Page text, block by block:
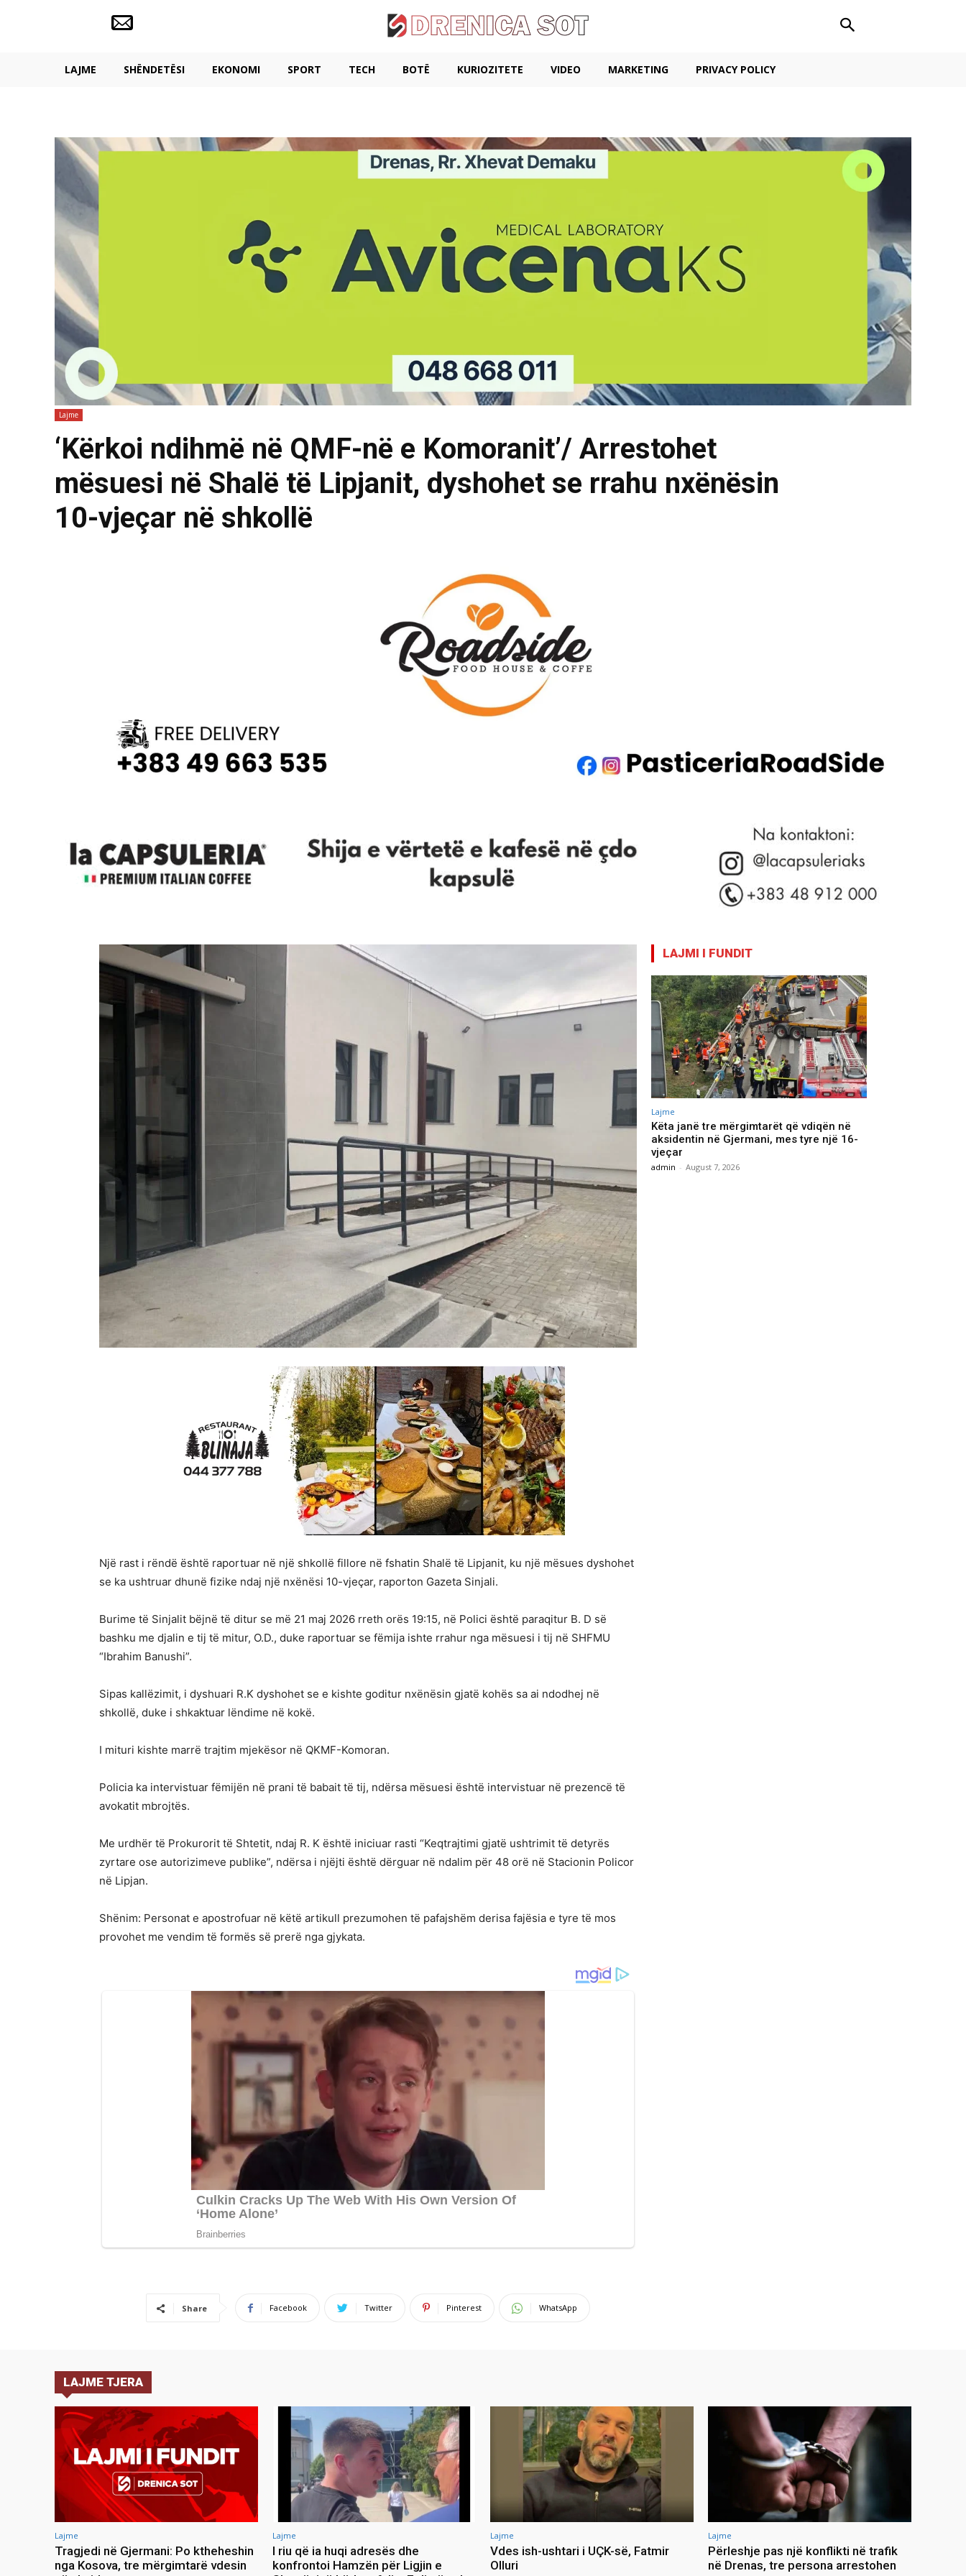
LAJME SHËNDETËSI EKONOMI SPORT TECH BOTË KURIOZITETE VIDEO MARKETING PRIVACY POLICY
Lajme
‘Kërkoi ndihmë në QMF-në e Komoranit’/ Arrestohet
mësuesi në Shalë të Lipjanit, dyshohet se rrahu nxënësin
10-vjeçar në shkollë
Një rast i rëndë është raportuar në një shkollë fillore në fshatin Shalë të Lipjanit, ku një mësues dyshohet
se ka ushtruar dhunë fizike ndaj një nxënësi 10-vjeçar, raporton Gazeta Sinjali.
Burime të Sinjalit bëjnë të ditur se më 21 maj 2026 rreth orës 19:15, në Polici është paraqitur B. D së
bashku me djalin e tij të mitur, O.D., duke raportuar se fëmija ishte rrahur nga mësuesi i tij në SHFMU
“Ibrahim Banushi”.
Sipas kallëzimit, i dyshuari R.K dyshohet se e kishte goditur nxënësin gjatë kohës sa ai ndodhej në
shkollë, duke i shkaktuar lëndime në kokë.
I mituri kishte marrë trajtim mjekësor në QKMF-Komoran.
Policia ka intervistuar fëmijën në prani të babait të tij, ndërsa mësuesi është intervistuar në prezencë të
avokatit mbrojtës.
Me urdhër të Prokurorit të Shtetit, ndaj R. K është iniciuar rasti “Keqtrajtimi gjatë ushtrimit të detyrës
zyrtare ose autorizimeve publike”, ndërsa i njëjti është dërguar në ndalim për 48 orë në Stacionin Policor
në Lipjan.
Shënim: Personat e apostrofuar në këtë artikull prezumohen të pafajshëm derisa fajësia e tyre të mos
provohet me vendim të formës së prerë nga gjykata.
Share Facebook Twitter Pinterest WhatsApp
LAJMI I FUNDIT
Lajme
Këta janë tre mërgimtarët që vdiqën në
aksidentin në Gjermani, mes tyre një 16-
vjeçar
admin - August 7, 2026
LAJME TJERA
Lajme
Tragjedi në Gjermani: Po ktheheshin
nga Kosova, tre mërgimtarë vdesin
Lajme
I riu që ia huqi adresës dhe
konfrontoi Hamzën për Ligjin e
Lajme
Vdes ish-ushtari i UÇK-së, Fatmir
Olluri
Lajme
Përleshje pas një konflikti në trafik
në Drenas, tre persona arrestohen